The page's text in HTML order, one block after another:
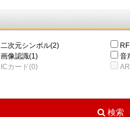
二次元シンボル(2)
画像認識(1)
音
ICカード(0)